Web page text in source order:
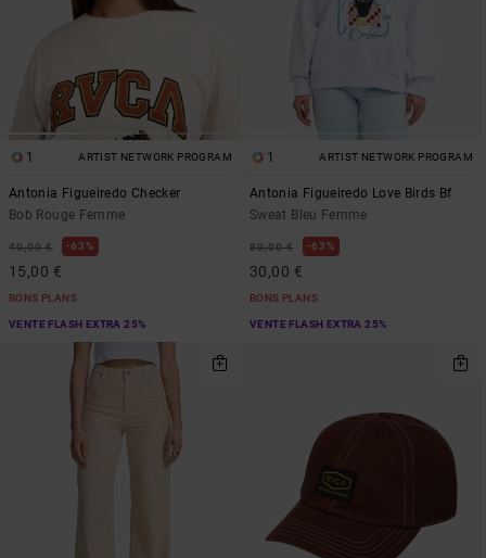
1 ARTIST NETWORK PROGRAM
Antonia Figueiredo Checker
Bob Rouge Femme
40,00 € 63%
15,00 €
BONS PLANS
VENTE FLASH EXTRA 25%
1 ARTIST NETWORK PROGRAM
Antonia Figueiredo Love Birds Bf
Sweat Bleu Femme
80,00 € 63%
30,00 €
BONS PLANS
VENTE FLASH EXTRA 25%